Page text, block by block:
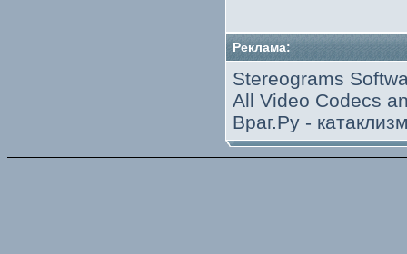
Реклама:
Stereograms
All Video Codecs
Враг.Ру -